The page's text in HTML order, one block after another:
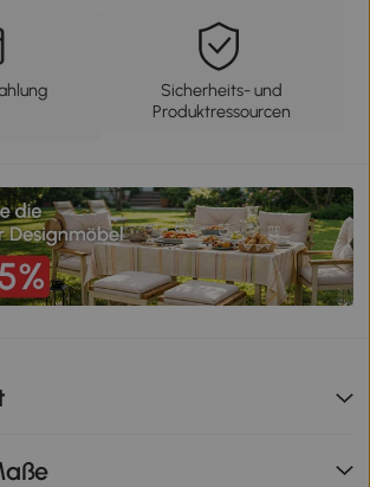
Sicherheits- und
Produktressourcen